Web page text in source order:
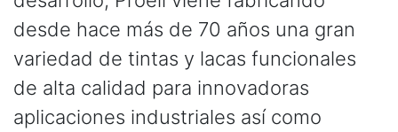
variedad de tintas y lacas funcionales
de alta calidad para innovadoras
aplicaciones industriales así como
también para la impresión gráfica.